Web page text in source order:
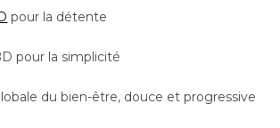
pour la détente
pour la simplicité
du bien-être, douce et progressive